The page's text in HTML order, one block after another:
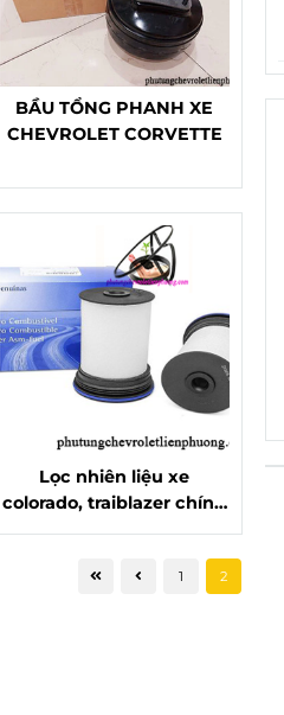
BẦU TỔNG PHANH XE
CHEVROLET CORVETTE
Lọc nhiên liệu xe
colorado, traiblazer chính
hãng chất lượng
1 2